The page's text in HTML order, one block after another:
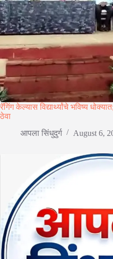
रॅगिंग केल्यास विद्यार्थ्यांचे भविष्य
ठेवा
आपला सिंधुदुर्ग
August 6,